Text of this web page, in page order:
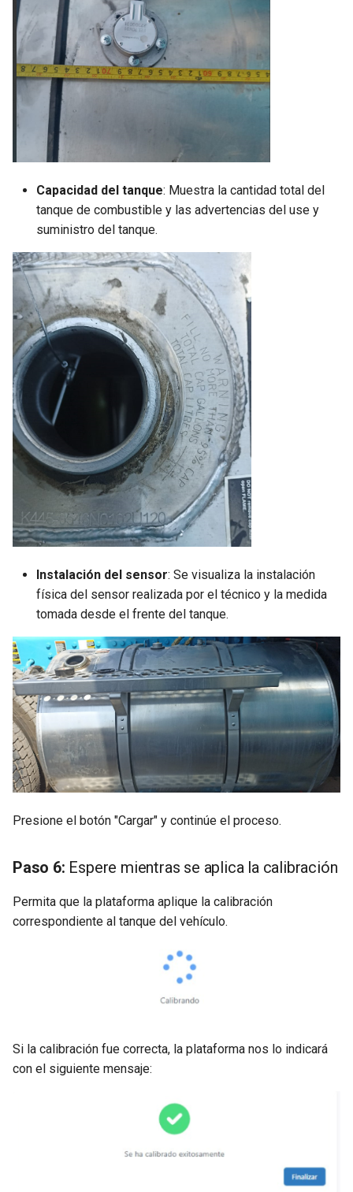
Capacidad del tanque: Muestra la cantidad total del
tanque de combustible y las advertencias del use y
suministro del tanque.
Instalación del sensor: Se visualiza la instalación
física del sensor realizada por el técnico y la medida
tomada desde el frente del tanque.
Presione el botón "Cargar" y continúe el proceso.
Paso 6: Espere mientras se aplica la calibración
Permita que la plataforma aplique la calibración
correspondiente al tanque del vehículo.
Si la calibración fue correcta, la plataforma nos lo indicará
con el siguiente mensaje: